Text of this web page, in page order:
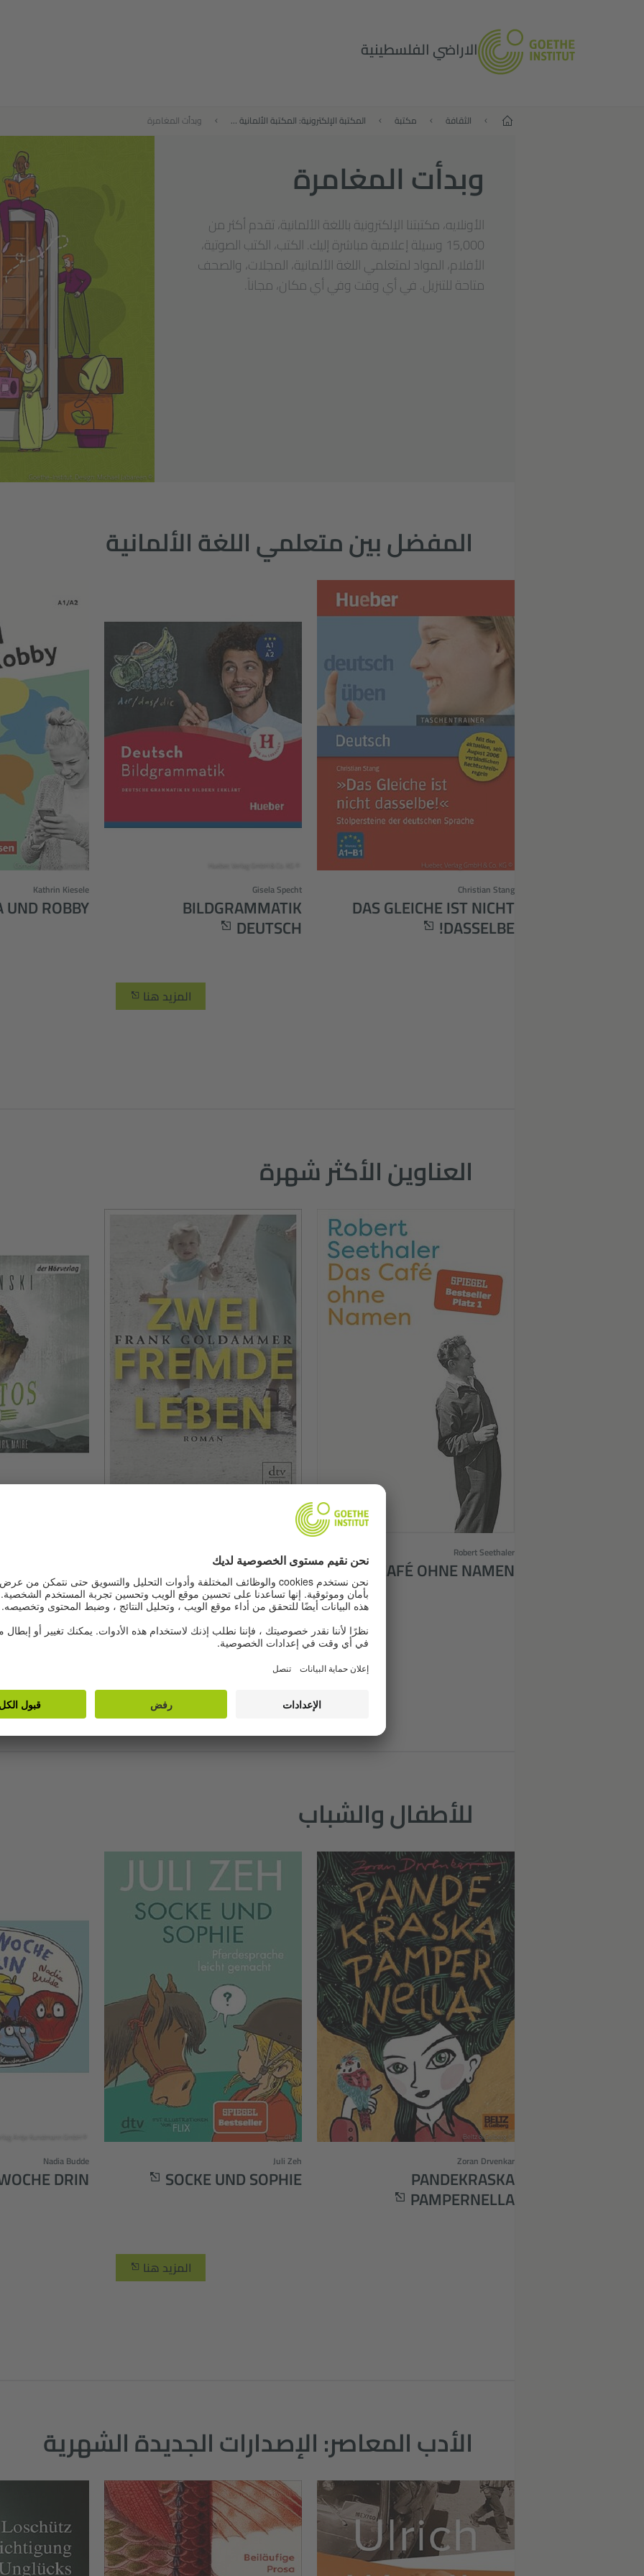
الاراضي الفلسطينية
البداية الثقافة مكتبة المكتبة الإلكترونية: المكتبة الألمانية على الإنترنت وبدأت المغامرة
وبدأت المغامرة
الأونلايه، مكتبتنا الإلكترونية باللغة الألمانية، تقدم أكثر من
15,000 وسيلة إعلامية مباشرة إليك. الكتب، الكتب الصوتية،
الأفلام، المواد لمتعلمي اللغة الألمانية، المجلات، والصحف
متاحة للتنزيل. في أي وقت وفي أي مكان، مجاناً.
© Goethe-Institut. Design: Michael Jabareen.
المفضل بين متعلمي اللغة الألمانية
© Hueber, Verlag GmbH & Co. KG
Christian Stang
DAS GLEICHE IST NICHT
DASSELBE!
Gisela Specht
BILDGRAMMATIK
DEUTSCH
Kathrin Kiesele
UND ROBBY
المزيد هنا
العناوين الأكثر شهرة
Robert Seethaler
DAS CAFÉ OHNE NAMEN
Frank Goldammer
ZWEI FREMDE LEBEN
المزيد هنا
للأطفال والشباب
© Beltz & Gelberg
Zoran Drvenkar
PANDEKRASKA
PAMPERNELLA
© dtv
Juli Zeh
SOCKE UND SOPHIE
Nadia Budde
DRIN
المزيد هنا
الأدب المعاصر: الإصدارات الجديدة الشهرية